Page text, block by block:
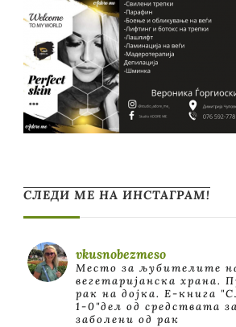
СЛЕДИ МЕ НА ИНСТАГРАМ!
vkusnobezmeso
Место за љубителите
вегетаријанска храна.
рак на дојка. E-книга
1-0"дел од средствата
заболени од рак